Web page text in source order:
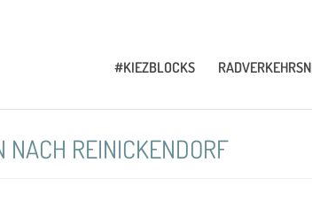
#KIEZBLOCKS
NACH REINICKENDORF